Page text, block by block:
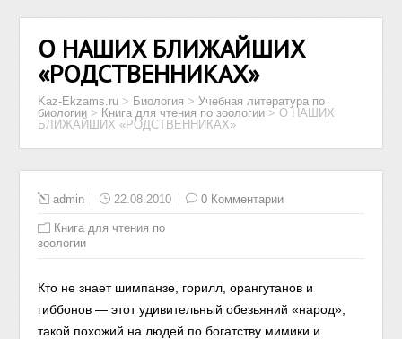
О НАШИХ БЛИЖАЙШИХ
«РОДСТВЕННИКАХ»
Kaz-Ekzams.ru > Биология >Учебная литература по
биологии > Книга для чтения по зоологии >О НАШИХ
БЛИЖАЙШИХ «РОДСТВЕННИКАХ»
admin 22.08.2010 0 Комментарии
Книга для чтения по
зоологии
Кто не знает шимпанзе, горилл, орангутанов и
гиббонов — этот удивительный обезьяний «народ»,
такой похожий на людей по богатству мимики и